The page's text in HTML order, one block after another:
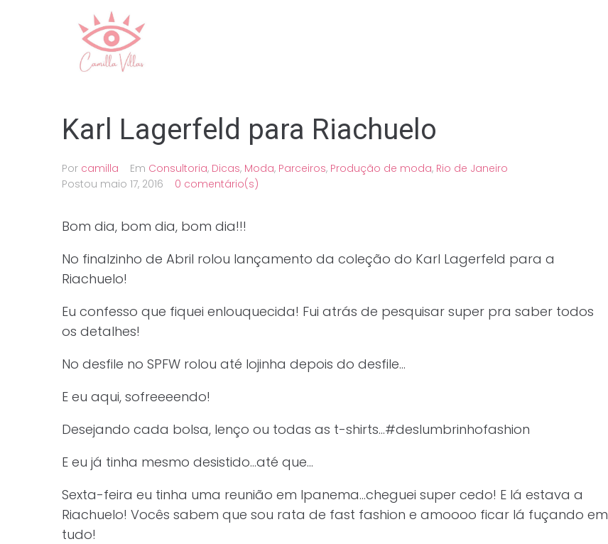
Karl Lagerfeld para Riachuelo
Por camilla Em Consultoria, Dicas, Moda, Parceiros, Produção de moda, Rio de Janeiro
Postou maio 17, 2016 0 comentário(s)
Bom dia, bom dia, bom dia!!!
No finalzinho de Abril rolou lançamento da coleção do Karl Lagerfeld para a
Riachuelo!
Eu confesso que fiquei enlouquecida! Fui atrás de pesquisar super pra saber todos
os detalhes!
No desfile no SPFW rolou até lojinha depois do desfile…
E eu aqui, sofreeeendo!
Desejando cada bolsa, lenço ou todas as t-shirts…#deslumbrinhofashion
E eu já tinha mesmo desistido…até que…
Sexta-feira eu tinha uma reunião em Ipanema…cheguei super cedo! E lá estava a
Riachuelo! Vocês sabem que sou rata de fast fashion e amoooo ficar lá fuçando em
tudo!